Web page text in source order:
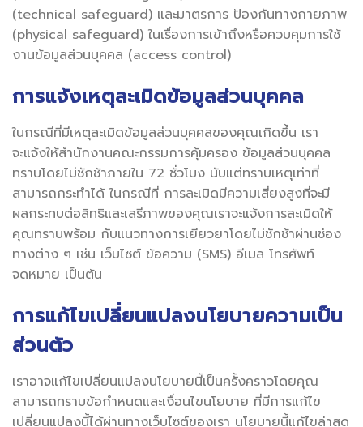
(technical safeguard) และมาตรการ ป้องกันทางกายภาพ
(physical safeguard) ในเรื่องการเข้าถึงหรือควบคุมการใช้
งานข้อมูลส่วนบุคคล (access control)
การแจ้งเหตุละเมิดข้อมูลส่วนบุคคล
ในกรณีที่มีเหตุละเมิดข้อมูลส่วนบุคคลของคุณเกิดขึ้น เรา
จะแจ้งให้สำนักงานคณะกรรมการคุ้มครอง ข้อมูลส่วนบุคคล
ทราบโดยไม่ชักช้าภายใน 72 ชั่วโมง นับแต่ทราบเหตุเท่าที่
สามารถกระทำได้ ในกรณีที่ การละเมิดมีความเสี่ยงสูงที่จะมี
ผลกระทบต่อสิทธิและเสรีภาพของคุณเราจะแจ้งการละเมิดให้
คุณทราบพร้อม กับแนวทางการเยียวยาโดยไม่ชักช้าผ่านช่อง
ทางต่าง ๆ เช่น เว็บไซต์ ข้อความ (SMS) อีเมล โทรศัพท์
จดหมาย เป็นต้น
การแก้ไขเปลี่ยนแปลงนโยบายความเป็น
ส่วนตัว
เราอาจแก้ไขเปลี่ยนแปลงนโยบายนี้เป็นครั้งคราวโดยคุณ
สามารถทราบข้อกำหนดและเงื่อนไขนโยบาย ที่มีการแก้ไข
เปลี่ยนแปลงนี้ได้ผ่านทางเว็บไซต์ของเรา นโยบายนี้แก้ไขล่าสุด